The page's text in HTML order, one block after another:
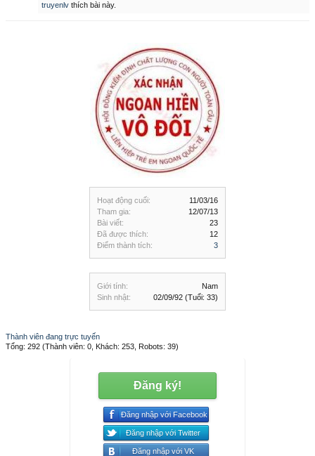
Hoạt động cuối:
11/03/16
Tham gia:
12/07/13
Bài viết:
23
Đã được thích:
12
Điểm thành tích:
3
Giới tính:
Nam
Sinh nhật:
02/09/92 (Tuổi: 33)
truyenlv thích bài này.
Thành viên đang trực tuyến
Tổng: 292 (Thành viên: 0, Khách: 253, Robots: 39)
Đăng ký!
Đăng nhập với Facebook
Đăng nhập với Twitter
Đăng nhập với VK